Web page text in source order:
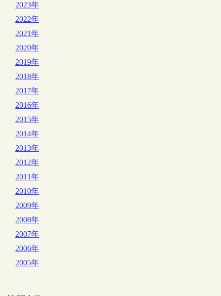
2023年
2022年
2021年
2020年
2019年
2018年
2017年
2016年
2015年
2014年
2013年
2012年
2011年
2010年
2009年
2008年
2007年
2006年
2005年